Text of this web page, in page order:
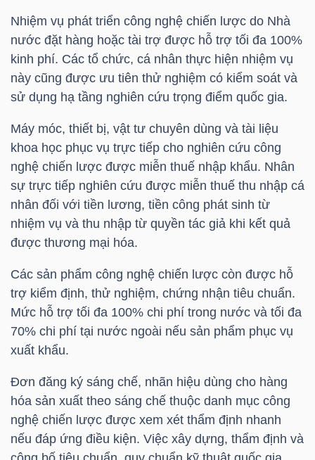
Nhiệm vụ phát triển công nghệ chiến lược do Nhà
nước đặt hàng hoặc tài trợ được hỗ trợ tối đa 100%
kinh phí. Các tổ chức, cá nhân thực hiện nhiệm vụ
này cũng được ưu tiên thử nghiệm có kiểm soát và
sử dụng hạ tầng nghiên cứu trọng điểm quốc gia.
Máy móc, thiết bị, vật tư chuyên dùng và tài liệu
khoa học phục vụ trực tiếp cho nghiên cứu công
nghệ chiến lược được miễn thuế nhập khẩu. Nhân
sự trực tiếp nghiên cứu được miễn thuế thu nhập cá
nhân đối với tiền lương, tiền công phát sinh từ
nhiệm vụ và thu nhập từ quyền tác giả khi kết quả
được thương mại hóa.
Các sản phẩm công nghệ chiến lược còn được hỗ
trợ kiểm định, thử nghiệm, chứng nhận tiêu chuẩn.
Mức hỗ trợ tối đa 100% chi phí trong nước và tối đa
70% chi phí tại nước ngoài nếu sản phẩm phục vụ
xuất khẩu.
Đơn đăng ký sáng chế, nhãn hiệu dùng cho hàng
hóa sản xuất theo sáng chế thuộc danh mục công
nghệ chiến lược được xem xét thẩm định nhanh
nếu đáp ứng điều kiện. Việc xây dựng, thẩm định và
NĂNG
LƯỢNG
NGUYÊN
VẬT
LIỆU
CÔNG
NGHIỆP
TIÊU
DÙNG
KHÔNG
THIẾT